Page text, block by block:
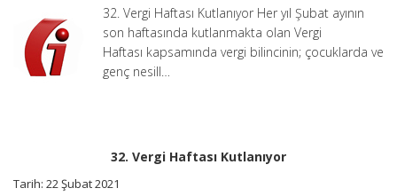
32. Vergi Haftası Kutlanıyor Her yıl Şubat ayının
son haftasında kutlanmakta olan Vergi
Haftası kapsamında vergi bilincinin; çocuklarda ve
genç nesill…
32. Vergi Haftası Kutlanıyor
Tarih: 22 Şubat 2021